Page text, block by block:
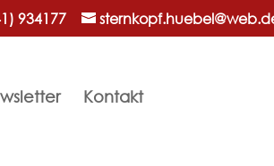
934177
Kontakt